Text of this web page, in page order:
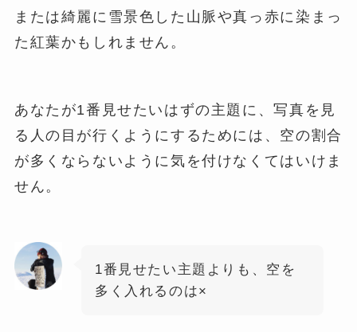
または綺麗に雪景色した山脈や真っ赤に染まっ
た紅葉かもしれません。
あなたが1番見せたいはずの主題に、写真を見
る人の目が行くようにするためには、空の割合
が多くならないように気を付けなくてはいけま
せん。
1番見せたい主題よりも、空を
多く入れるのは×